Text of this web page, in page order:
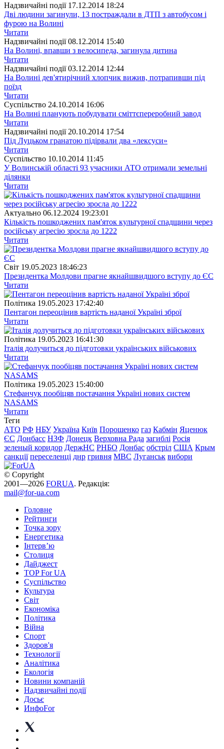
Надзвичайні події 17.12.2014 18:24
Дві людини загинули, 13 постраждали в ДТП з автобусом і
фурою на Волині
Читати
Надзвичайні події 08.12.2014 15:40
На Волині, впавши з велосипеда, загинула дитина
Читати
Надзвичайні події 03.12.2014 12:44
На Волині дев'ятирічний хлопчик вижив, потрапивши під
поїзд
Читати
Суспiльство 24.10.2014 16:06
На Волині планують побудувати сміттєпереробний завод
Читати
Надзвичайні події 20.10.2014 17:54
Під Луцьком гранатою підірвали два «лексуси»
Читати
Суспiльство 10.10.2014 11:45
У Волинській області 93 учасники АТО отримали земельні
ділянки
Читати
Актуально 06.12.2024 19:23:01
Кількість пошкоджених пам'яток культурної спадщини через
російську агресію зросла до 1222
Читати
Свiт 19.05.2023 18:46:23
Президентка Молдови прагне якнайшвидшого вступу до ЄС
Читати
Полiтика 19.05.2023 17:42:40
Пентагон переоцінив вартість наданої Україні зброї
Читати
Полiтика 19.05.2023 16:41:30
Італія долучиться до підготовки українських військових
Читати
Полiтика 19.05.2023 15:40:00
Стефанчук пообіцяв постачання Україні нових систем
NASAMS
Читати
Теги
АТО РФ НБУ Україна Київ Порошенко газ Кабмін Яценюк
ЄС Донбасс НЗФ Донецк Верховна Рада загиблі Росія
зеленый коридор ДержНС РНБО Донбас обстріл США Крым
санкції переселенці днр гривня МВС Луганськ вибори
© Copyright
2001—2026 FORUA. Редакція:
mail@for-ua.com
Головне
Рейтинги
Точка зору
Енергетика
Інтерв’ю
Столиця
Дайджест
TOP For UA
Суспiльство
Культура
Світ
Економіка
Політика
Війна
Спорт
Здоров'я
Технології
Аналітика
Екологія
Новини компаній
Надзвичайні події
Досьє
ИнфоFor